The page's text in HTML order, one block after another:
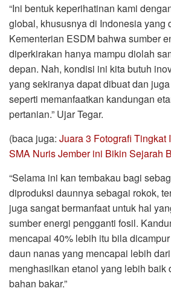
“Ini bentuk keperihatinan kami
global, khususnya di Indonesia yang
Kementerian ESDM bahwa sumber
diperkirakan hanya mampu diolah
depan. Nah, kondisi ini kita butuh
yang sekiranya dapat dibuat dan
seperti memanfaatkan kandungan
pertanian.” Ujar Tegar.
(baca juga: Juara 3 Fotografi Tingkat
SMA Nuris Jember ini Bikin Sejarah
“Selama ini kan tembakau bagi
diproduksi daunnya sebagai rokok,
juga sangat bermanfaat untuk hal
sumber energi pengganti fosil.
mencapai 40% lebih itu bila
daun nanas yang mencapai lebih
menghasilkan etanol yang lebih baik
bahan bakar.”